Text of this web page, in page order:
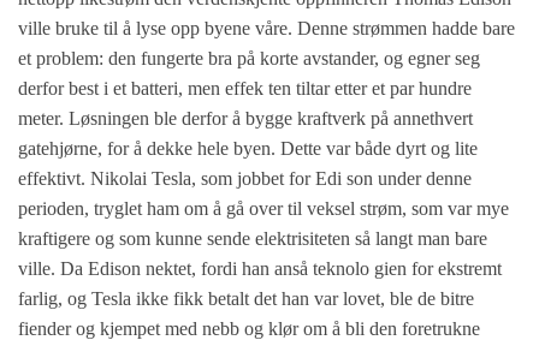
ville bruke til å lyse opp byene våre. Denne strømmen hadde bare
et problem: den fungerte bra på korte avstander, og egner seg
derfor best i et batteri, men effek ten tiltar etter et par hundre
meter. Løsningen ble derfor å bygge kraftverk på annethvert
gatehjørne, for å dekke hele byen. Dette var både dyrt og lite
effektivt. Nikolai Tesla, som jobbet for Edi son under denne
perioden, tryglet ham om å gå over til veksel strøm, som var mye
kraftigere og som kunne sende elektrisiteten så langt man bare
ville. Da Edison nektet, fordi han anså teknolo gien for ekstremt
farlig, og Tesla ikke fikk betalt det han var lovet, ble de bitre
fiender og kjempet med nebb og klør om å bli den foretrukne